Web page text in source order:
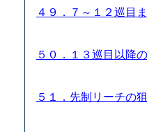
４９．７～１２巡目
５０．１３巡目以降
５１．先制リーチの